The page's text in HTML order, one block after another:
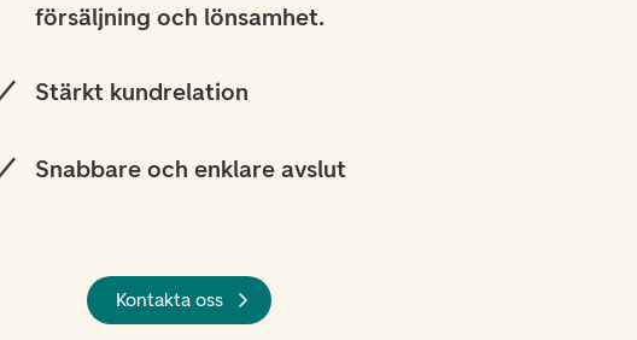
försäljning och lönsamhet.
Stärkt kundrelation
Snabbare och enklare avslut
Kontakta oss